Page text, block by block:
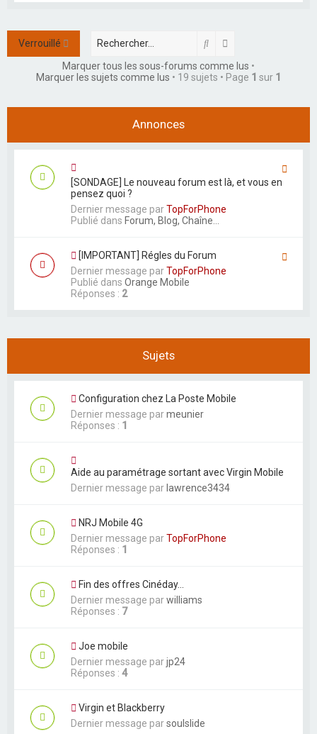
Verrouillé Rechercher
Marquer tous les sous-forums comme lus •
Marquer les sujets comme lus • 19 sujets • Page 1 sur 1
Annonces
[SONDAGE] Le nouveau forum est là, et vous en
pensez quoi ?
Dernier message parTopForPhone
Publié dans Forum, Blog, Chaîne...
[IMPORTANT] Régles du Forum
Dernier message parTopForPhone
Publié dans Orange Mobile
Réponses : 2
Sujets
Configuration chez La Poste Mobile
Dernier message parmeunier
Réponses : 1
Aide au paramétrage sortant avec Virgin Mobile
Dernier message parlawrence3434
NRJ Mobile 4G
Dernier message parTopForPhone
Réponses : 1
Fin des offres Cinéday...
Dernier message parwilliams
Réponses : 7
Joe mobile
Dernier message parjp24
Réponses : 4
Virgin et Blackberry
Dernier message parsoulslide